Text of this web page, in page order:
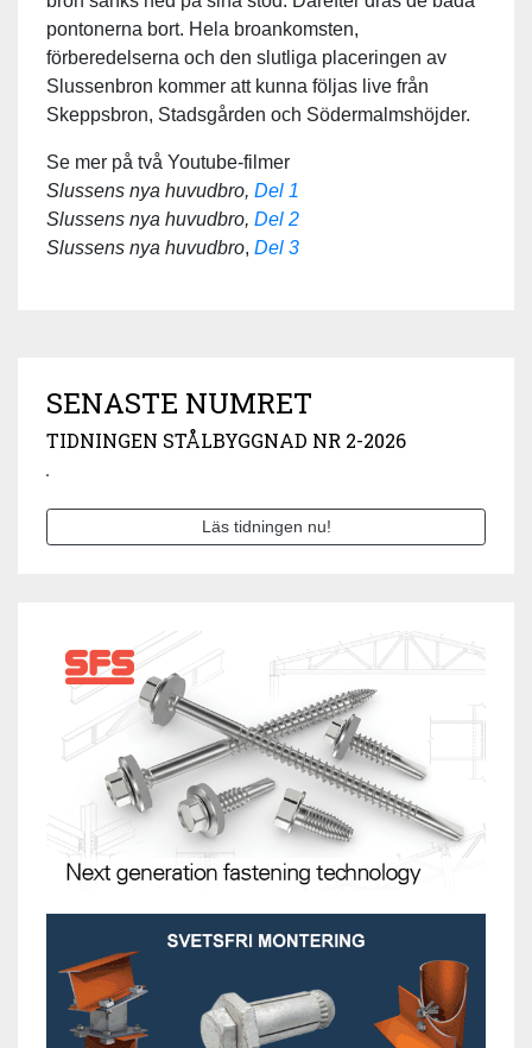
pontonerna bort. Hela broankomsten,
förberedelserna och den slutliga placeringen av
Slussenbron kommer att kunna följas live från
Skeppsbron, Stadsgården och Södermalmshöjder.
Se mer på två Youtube-filmer
Slussens nya huvudbro, Del 1
Slussens nya huvudbro, Del 2
Slussens nya huvudbro, Del 3
SENASTE NUMRET
TIDNINGEN STÅLBYGGNAD NR 2-2026
Läs tidningen nu!